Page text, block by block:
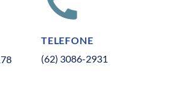
TELEFONE
(62) 3086-2931